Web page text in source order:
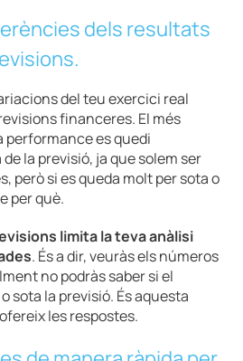
dels resultats
del teu exercici real
financeres. El més
performance es quedi
la previsió, ja que solem ser
però si es queda molt per sota o
per què.
limita la teva anàlisi
. És a dir, veuràs els números
no podràs saber si el
sota la previsió. És aquesta
les respostes.